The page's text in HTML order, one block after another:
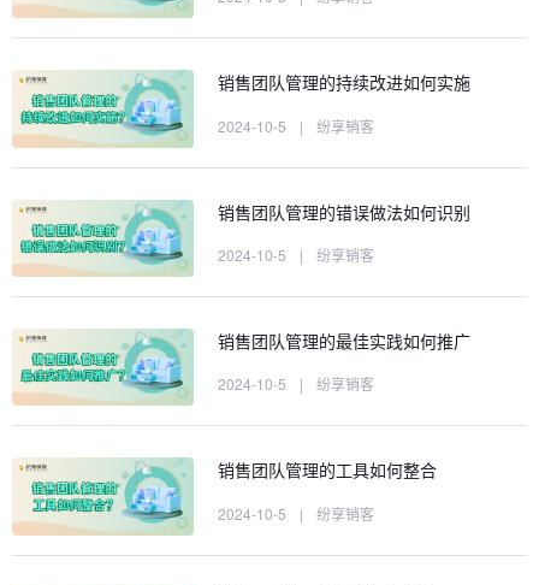
销售团队管理的持续改进如何实施
2024-10-5 | 纷享销客
销售团队管理的错误做法如何识别
2024-10-5 | 纷享销客
销售团队管理的最佳实践如何推广
2024-10-5 | 纷享销客
销售团队管理的工具如何整合
2024-10-5 | 纷享销客